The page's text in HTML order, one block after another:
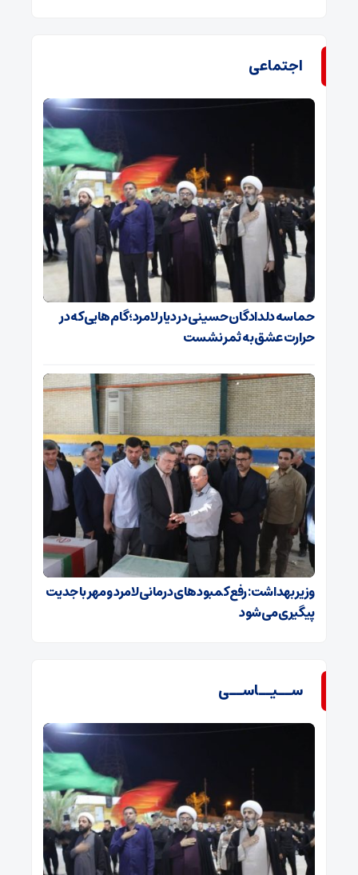
اجتماعی
حماسه دلدادگان حسینی در دیار لامرد؛ گام‌هایی که در
حرارت عشق به ثمر نشست
وزیر بهداشت: رفع کمبودهای درمانی لامرد و مهر با جدیت
پیگیری می‌شود
ســیــاســی